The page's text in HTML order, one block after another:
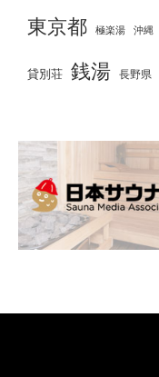
東京都 極楽湯 沖縄
貸別荘 銭湯 長野県